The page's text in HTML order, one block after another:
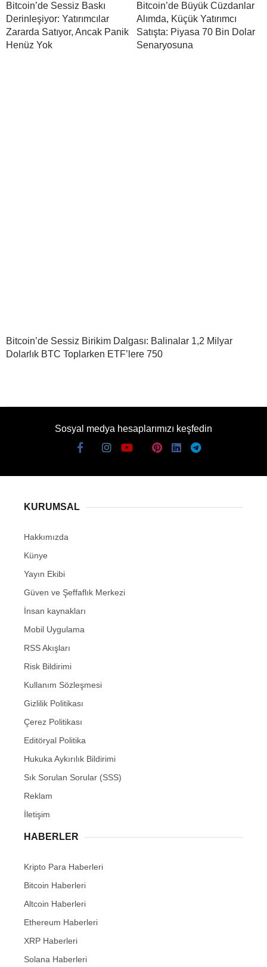
Bitcoin’de Sessiz Baskı
Derinleşiyor: Yatırımcılar
Zararda Satıyor, Ancak Panik
Henüz Yok
Bitcoin’de Büyük Cüzdanlar
Alımda, Küçük Yatırımcı
Satışta: Piyasa 70 Bin Dolar
Senaryosuna
Bitcoin’de Sessiz Birikim Dalgası: Balinalar 1,2 Milyar
Dolarlık BTC Toplarken ETF’lere 750
Sosyal medya hesaplarımızı keşfedin
KURUMSAL
Hakkımızda
Künye
Yayın Ekibi
Güven ve Şeffaflık Merkezi
İnsan kaynakları
Mobil Uygulama
RSS Akışları
Risk Bildirimi
Kullanım Sözleşmesi
Gizlilik Politikası
Çerez Politikası
Editöryal Politika
Hukuka Aykırılık Bildirimi
Sık Sorulan Sorular (SSS)
Reklam
İletişim
HABERLER
Kripto Para Haberleri
Bitcoin Haberleri
Altcoin Haberleri
Ethereum Haberleri
XRP Haberleri
Solana Haberleri